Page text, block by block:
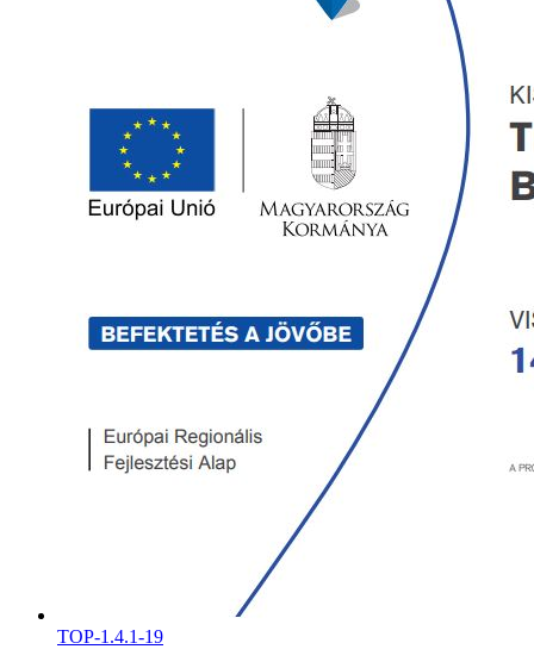
TOP-1.4.1-19